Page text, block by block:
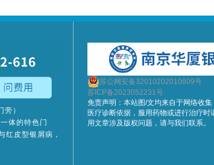
）
体的特色门
红皮型银屑病，
苏公网安备32010202010609号
苏ICP备2023052231号
免责声明：本站图/文均来自于网络收
医疗诊断依据，服用药物或进行治疗时
用文章涉及版权问题，请与我们联系。